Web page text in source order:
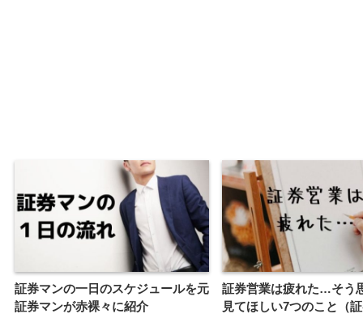
証券マンの一日のスケジュールを元
証券マンが赤裸々に紹介
証券営業は疲れた…そう
見てほしい7つのこと（